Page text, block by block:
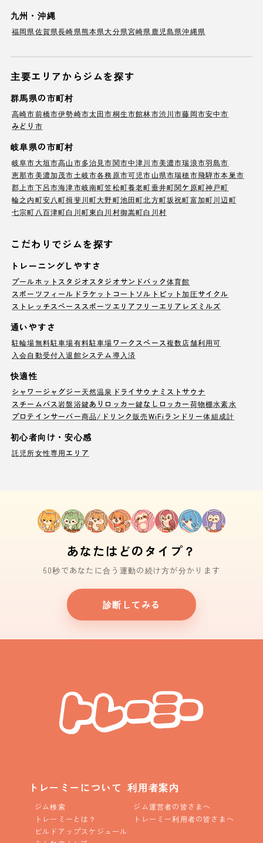
九州・沖縄
福岡県佐賀県長崎県熊本県大分県宮崎県 鹿児島県沖縄県
主要エリアからジムを探す
群馬県の市町村
高崎市前橋市伊勢崎市太田市桐生市館林市渋川市藤岡市安中市
みどり市
岐阜県の市町村
岐阜市大垣市高山市多治見市関市中津川市美濃市瑞浪市羽島市
恵那市美濃加茂市土岐市各務原市可児市山県市瑞穂市飛騨市本巣市
郡上市下呂市海津市岐南町笠松町養老町垂井町関ケ原町神戸町
輪之内町安八町揖斐川町大野町池田町北方町坂祝町富加町川辺町
七宗町 八百津町白川町東白川村御嵩町白川村
こだわりでジムを探す
トレーニングしやすさ
プールホットスタジオ スタジオサンドバック体育館
スポーツフィールド ラケットコート ソルトピット加圧サイクル
ストレッチスペース スポーツエリア フリーエリア レズミルズ
通いやすさ
駐輪場無料駐車場有料駐車場ワークスペース複数店舗利用可
入会自動受付 入退館システム導入済
快適性
シャワージャグジー天然温泉 ドライサウナ ミストサウナ
スチームバス岩盤浴鍵ありロッカー鍵なしロッカー荷物棚水素水
プロテインサーバー商品/ドリンク販売WiFi ランドリー体組成計
初心者向け・安心感
託児所女性専用エリア
あなたはどのタイプ？
60秒であなたに合う運動の続け方が分かります
診断してみる
トレーミーについて
ジム検索
トレーミーとは？
ビルドアップスケジュール
利用者案内
ジム運営者の皆さまへ
トレーミー利用者の皆さまへ